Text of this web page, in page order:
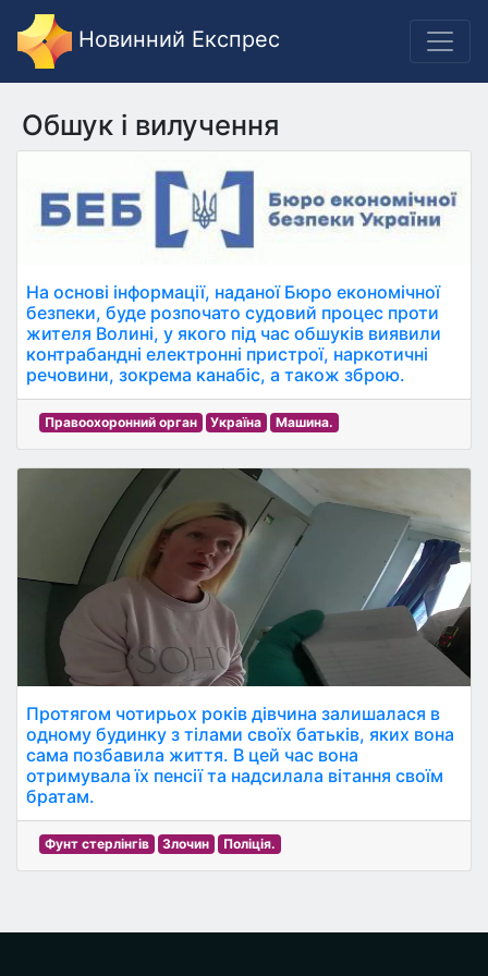
Новинний Експрес
Обшук і вилучення
На основі інформації, наданої Бюро економічної
безпеки, буде розпочато судовий процес проти
жителя Волині, у якого під час обшуків виявили
контрабандні електронні пристрої, наркотичні
речовини, зокрема канабіс, а також зброю.
Правоохоронний орган Україна Машина.
Протягом чотирьох років дівчина залишалася в
одному будинку з тілами своїх батьків, яких вона
сама позбавила життя. В цей час вона
отримувала їх пенсії та надсилала вітання своїм
братам.
Фунт стерлінгів Злочин Поліція.